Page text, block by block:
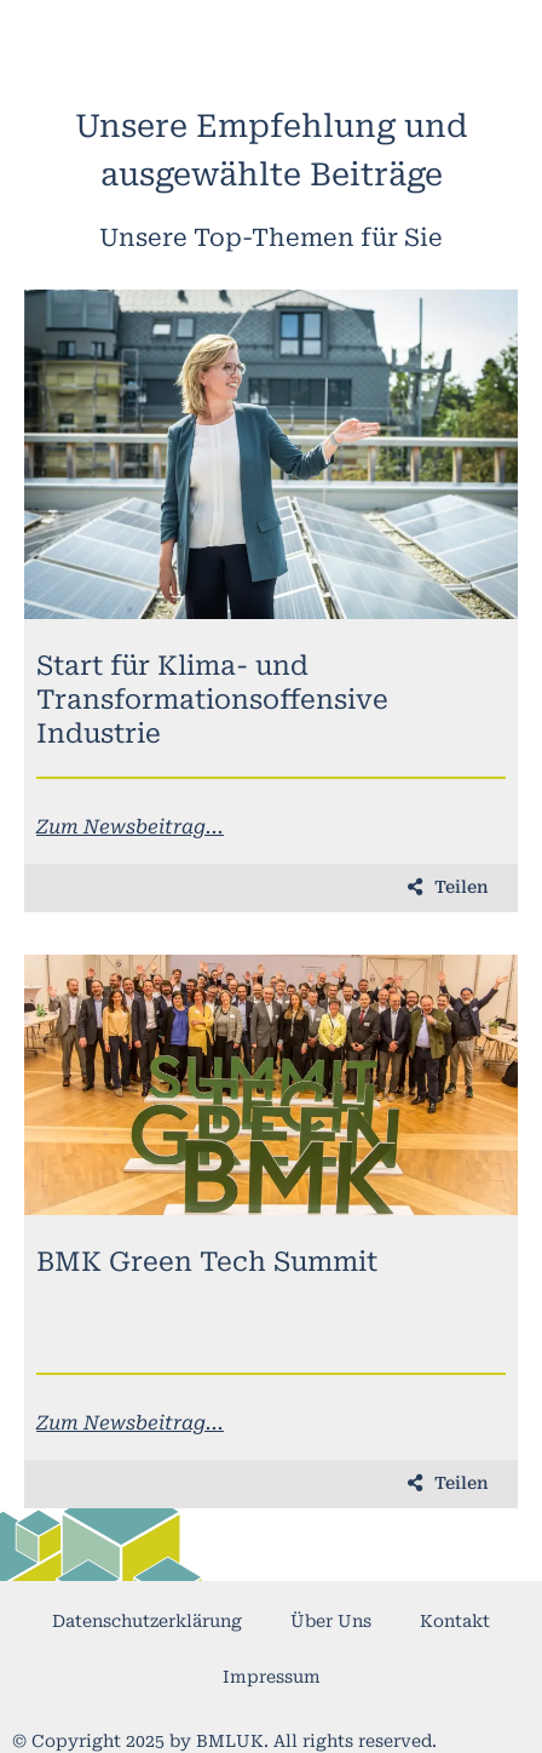
Unsere Empfehlung und
ausgewählte Beiträge
Unsere Top-Themen für Sie
Start für Klima- und
Transformationsoffensive
Industrie
Zum Newsbeitrag...
Teilen
BMK Green Tech Summit
Zum Newsbeitrag...
Teilen
© Copyright 2025 by BMLUK. All rights reserved.
Datenschutzerklärung Über Uns Kontakt
Impressum